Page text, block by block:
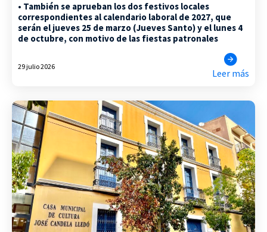
• También se aprueban los dos festivos locales
correspondientes al calendario laboral de 2027, que
serán el jueves 25 de marzo (Jueves Santo) y el lunes 4
de octubre, con motivo de las fiestas patronales
29 julio 2026
Leer más